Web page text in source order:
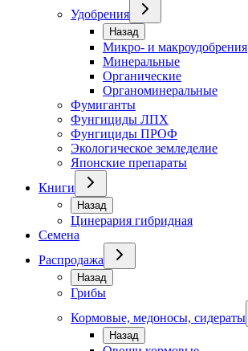
Удобрения
Назад
Микро- и макроудобрения
Минеральные
Органические
Органоминеральные
Фумиганты
Фунгициды ЛПХ
Фунгициды ПРОФ
Экологическое земледелие
Японские препараты
Книги
Назад
Цинерария гибридная
Семена
Распродажа
Назад
Грибы
Кормовые, медоносы, сидераты
Назад